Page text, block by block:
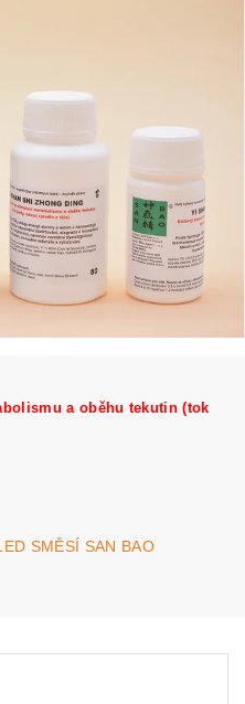
a oběhu tekutin (tok
SMĚSÍ SAN BAO